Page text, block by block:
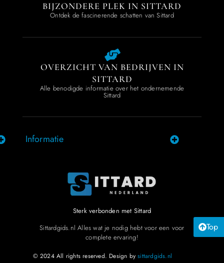
Top
BIJZONDERE PLEK IN SITTARD
Ontdek de fascinerende schatten van Sittard
OVERZICHT VAN BEDRIJVEN IN
SITTARD
Alle benodigde informatie over het ondernemende
Sittard
Informatie
Sterk verbonden met Sittard
Sittardgids.nl Alles wat je nodig hebt voor een voor
complete ervaring!
© 2024 All rights reserved. Design bysittardgids.nl